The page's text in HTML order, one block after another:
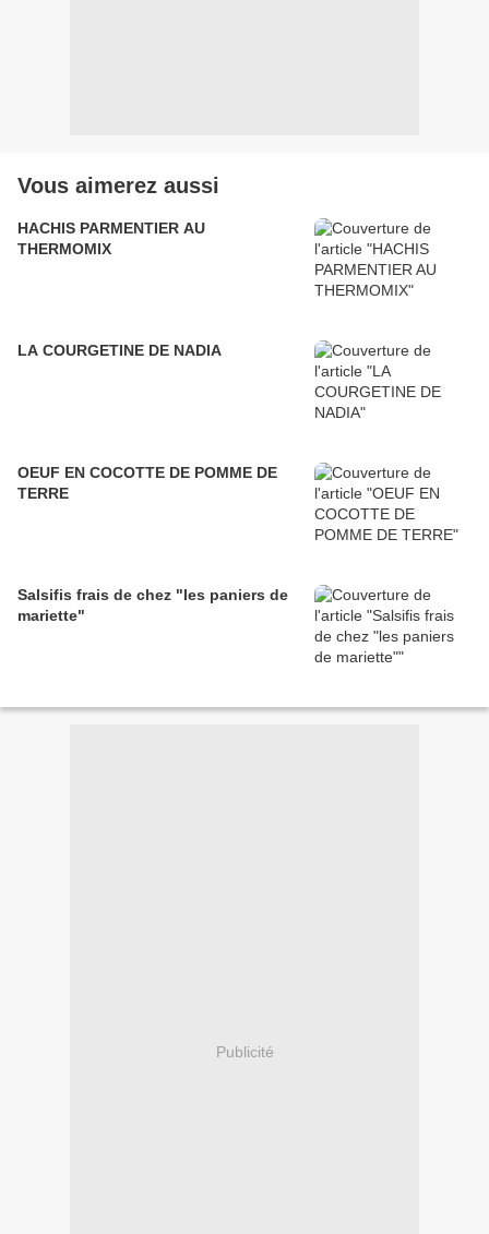
Vous aimerez aussi
HACHIS PARMENTIER AU
THERMOMIX
LA COURGETINE DE NADIA
OEUF EN COCOTTE DE POMME DE
TERRE
Salsifis frais de chez "les paniers de
mariette"
Publicité